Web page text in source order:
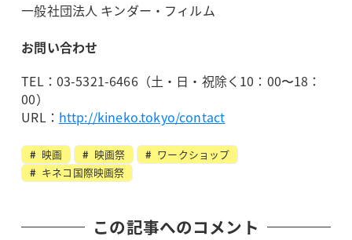
一般社団法人 キンダー・フィルム
お問い合わせ
TEL：03-5321-6466（土・日・祝除く10：00〜18：
00）
URL： http://kineko.tokyo/contact
映画 映画祭
ワークショップ
キネコ国際映画祭
この記事へのコメント